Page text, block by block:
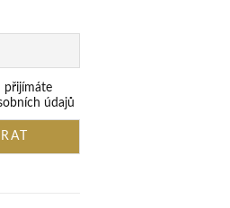
přijímáte
údajů